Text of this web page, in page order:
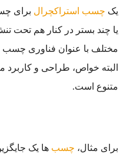
یک چسب استراکچرال برای
یا چند بستر در کنار هم تحت
مختلف با عنوان فناوری چسب
البته خواص، طراحی و
متنوع است.
برای مثال، چسب ها یک